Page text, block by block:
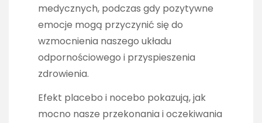
medycznych, podczas gdy pozytywne
emocje mogą przyczynić się do
wzmocnienia naszego układu
odpornościowego i przyspieszenia
zdrowienia.
Efekt placebo i nocebo pokazują, jak
mocno nasze przekonania i oczekiwania